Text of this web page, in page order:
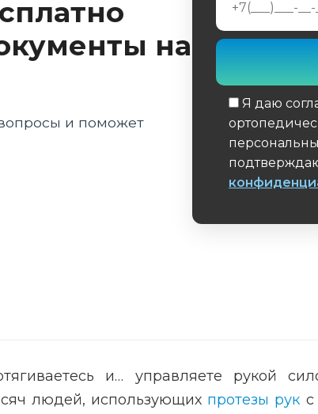
на
и поможет
Я даю
и… управляете рукой
людей, использующих протезы рук